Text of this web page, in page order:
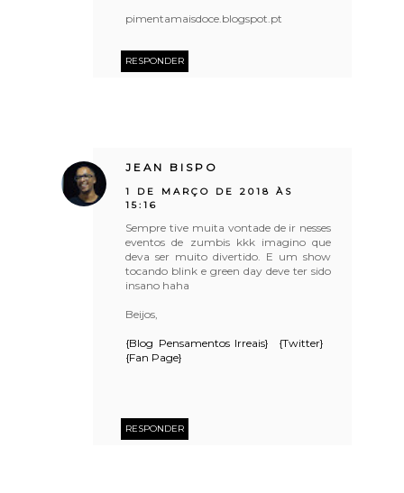
pimentamaisdoce.blogspot.pt
RESPONDER
JEAN BISPO
1 DE MARÇO DE 2018 ÀS
15:16
Sempre tive muita vontade de ir nesses
eventos de zumbis kkk imagino que
deva ser muito divertido. E um show
tocando blink e green day deve ter sido
insano haha
Beijos,
{Blog Pensamentos Irreais}
{Twitter}
{Fan Page}
RESPONDER